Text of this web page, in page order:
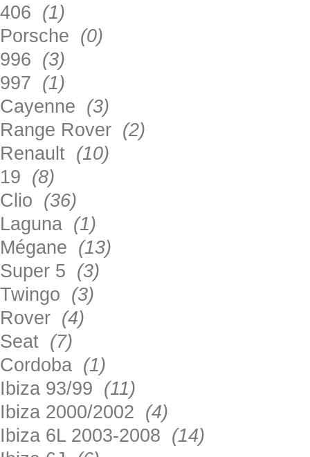
406 (1)
Porsche (0)
996 (3)
997 (1)
Cayenne (3)
Range Rover (2)
Renault (10)
19 (8)
Clio (36)
Laguna (1)
Mégane (13)
Super 5 (3)
Twingo (3)
Rover (4)
Seat (7)
Cordoba (1)
Ibiza 93/99 (11)
Ibiza 2000/2002 (4)
Ibiza 6L 2003-2008 (14)